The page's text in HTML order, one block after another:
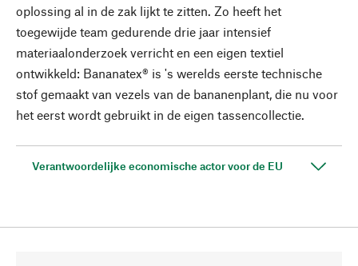
oplossing al in de zak lijkt te zitten. Zo heeft het
toegewijde team gedurende drie jaar intensief
materiaalonderzoek verricht en een eigen textiel
ontwikkeld: Bananatex® is 's werelds eerste technische
stof gemaakt van vezels van de bananenplant, die nu voor
het eerst wordt gebruikt in de eigen tassencollectie.
Verantwoordelijke economische actor voor de EU